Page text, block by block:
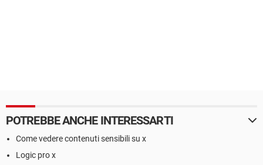
POTREBBE ANCHE INTERESSARTI
Come vedere contenuti sensibili su x
Logic pro x